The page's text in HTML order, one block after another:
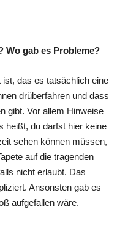
Wo gab es Probleme?
das es tatsächlich eine
drüberfahren und dass
gibt. Vor allem Hinweise
heißt, du darfst hier keine
sehen können müssen,
auf die tragenden
nicht erlaubt. Das
Ansonsten gab es
aufgefallen wäre.